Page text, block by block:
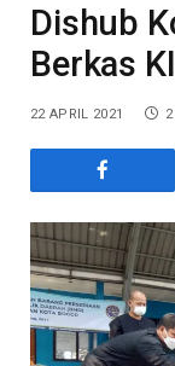
Dishub
Berkas
22 APRIL 2021